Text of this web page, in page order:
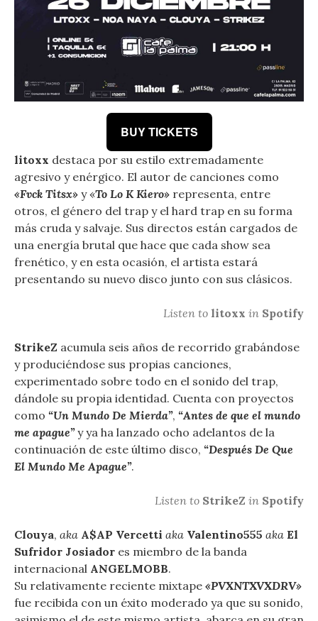
BUY TICKETS
litoxx destaca por su estilo extremadamente
agresivo y enérgico. El autor de canciones como
«Fvck Titsx» y «To Lo K Kiero» representa, entre
otros, el género del trap y el hard trap en su forma
más cruda y salvaje. Sus directos están cargados de
una energía brutal que hace que cada show sea
frenético, y en esta ocasión, el artista estará
presentando su nuevo disco junto con sus clásicos.
Listen to litoxx in Spotify
StrikeZ acumula seis años de recorrido grabándose
y produciéndose sus propias canciones,
experimentado sobre todo en el sonido del trap,
dándole su propia identidad. Cuenta con proyectos
como “Un Mundo De Mierda”, “Antes de que el mundo
me apague”y ya ha lanzado ocho adelantos de la
continuación de este último disco, “Después De Que
El Mundo Me Apague”.
Listen to StrikeZ in Spotify
Clouya, aka A$AP Vercetti aka Valentino555 aka El
Sufridor Josiador es miembro de la banda
internacional ANGELMOBB.
Su relativamente reciente mixtape «PVXNTXVXDRV»
fue recibida con un éxito moderado ya que su sonido,